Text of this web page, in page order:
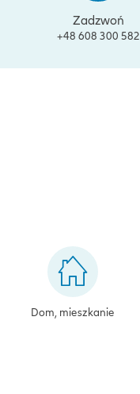
Zadzwoń
+48 608 300 582
Dom, mieszkanie